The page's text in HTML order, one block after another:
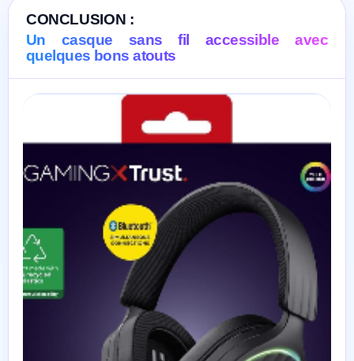
CONCLUSION :
Un casque sans fil accessible avec
quelques bons atouts